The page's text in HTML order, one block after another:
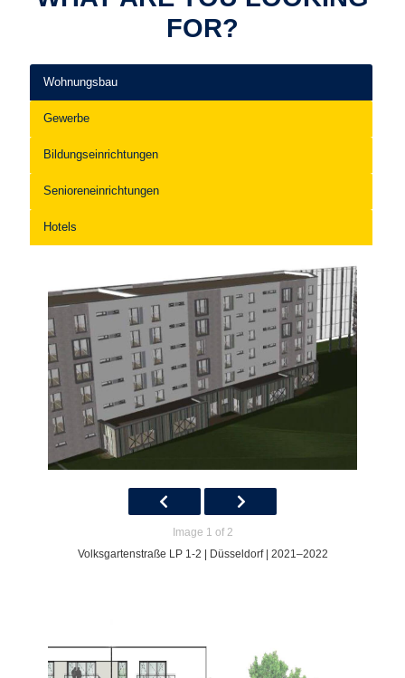
FOR?
Wohnungsbau
Gewerbe
Bildungseinrichtungen
Senioreneinrichtungen
Hotels
Image 1 of 2
Volksgartenstraße LP 1-2 | Düsseldorf | 2021–2022